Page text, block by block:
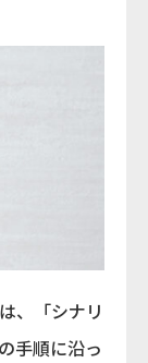
、「シナリ
手順に沿っ